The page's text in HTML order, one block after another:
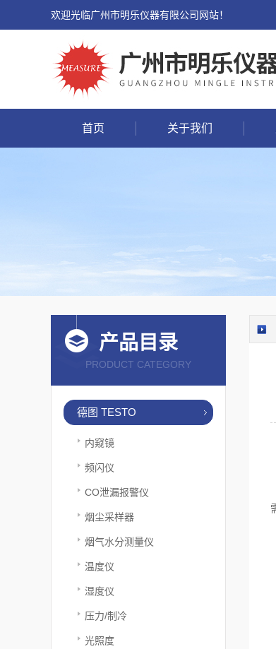
欢迎光临广州市明乐仪器有限公司网站！
首页 关于我们
产品目录
PRODUCT CATEGORY
德图 TESTO
内窥镜
频闪仪
CO泄漏报警仪
烟尘采样器
烟气水分测量仪
温度仪
湿度仪
压力/制冷
光照度